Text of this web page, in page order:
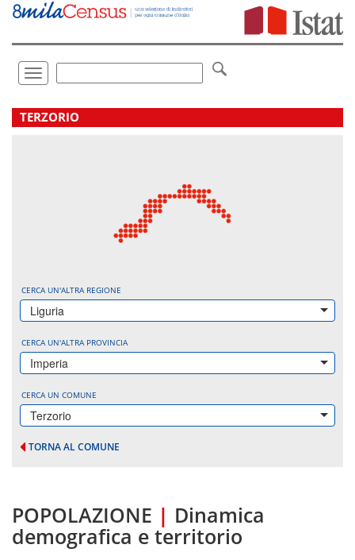
Vai
direttamente
Toggle
navigation
.
TERZORIO
CERCA UN'ALTRA REGIONE
Liguria
CERCA UN'ALTRA PROVINCIA
Imperia
CERCA UN COMUNE
Terzorio
TORNA AL COMUNE
POPOLAZIONE | Dinamica
demografica e territorio